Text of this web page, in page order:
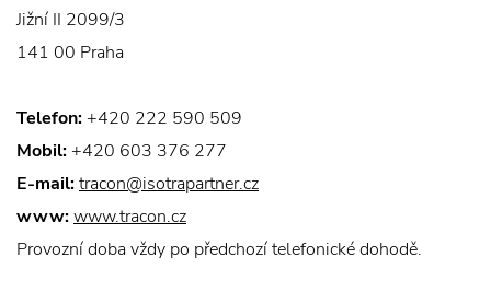
Jižní II 2099/3
141 00 Praha
Telefon: +420 222 590 509
Mobil: +420 603 376 277
E-mail:tracon@isotrapartner.cz
www:www.tracon.cz
Provozní doba vždy po předchozí telefonické dohodě.